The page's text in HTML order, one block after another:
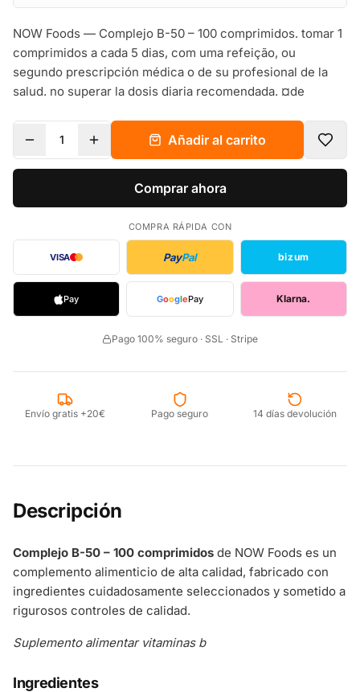
NOW Foods — Complejo B-50 – 100 comprimidos. tomar 1
comprimidos a cada 5 dias, com uma refeição, ou
segundo prescripción médica o de su profesional de la
salud. no superar la dosis diaria recomendada. ¤de
1 Añadir al carrito
Comprar ahora
COMPRA RÁPIDA CON
VISA PayPal bizum
Pay GooglePay Klarna.
Pago 100% seguro · SSL · Stripe
Envío gratis +20€ Pago seguro 14 días devolución
Descripción
Complejo B-50 – 100 comprimidos de NOW Foods es un
complemento alimenticio de alta calidad, fabricado con
ingredientes cuidadosamente seleccionados y sometido a
rigurosos controles de calidad.
Suplemento alimentar vitaminas b
Ingredientes